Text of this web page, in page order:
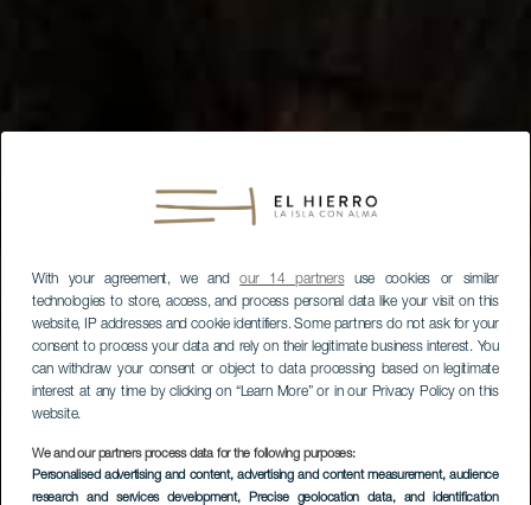
With your agreement, we andour 14 partnersuse cookies or similar
technologies to store, access, and process personal data like your visit on this
website, IP addresses and cookie identifiers. Some partners do not ask for your
consent to process your data and rely on their legitimate business interest. You
can withdraw your consent or object to data processing based on legitimate
interest at any time by clicking on “Learn More” or in our Privacy Policy on this
website.
We and our partners process data for the following purposes:
Personalised advertising and content, advertising and content measurement, audience
research and services development, Precise geolocation data, and identification